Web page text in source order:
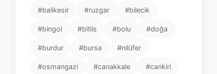
#balikesir #ruzgar #bilecik
#bingol #bitlis #bolu #doğa
#burdur #bursa #nilüfer
#osmangazi #canakkale #cankiri